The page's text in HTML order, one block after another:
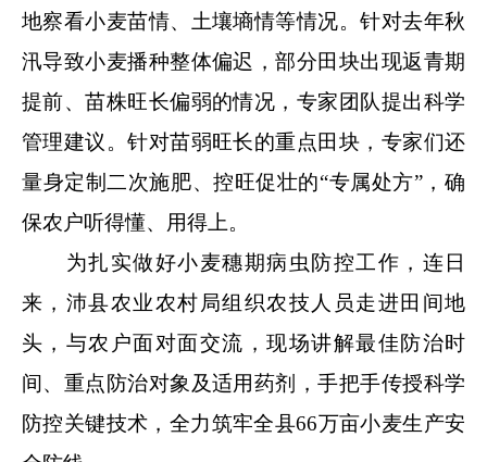
地察看小麦苗情、土壤墒情等情况。针对去年秋
汛导致小麦播种整体偏迟，部分田块出现返青期
提前、苗株旺长偏弱的情况，专家团队提出科学
管理建议。针对苗弱旺长的重点田块，专家们还
量身定制二次施肥、控旺促壮的“专属处方”，确
保农户听得懂、用得上。
为扎实做好小麦穗期病虫防控工作，连日
来，沛县农业农村局组织农技人员走进田间地
头，与农户面对面交流，现场讲解最佳防治时
间、重点防治对象及适用药剂，手把手传授科学
防控关键技术，全力筑牢全县66万亩小麦生产安